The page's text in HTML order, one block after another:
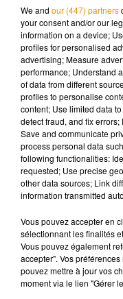
Musique
We and our (447) partners
your consent and/or our
information on a device;
profiles for personalised
advertising; Measure
performance; Understand
of data from different
profiles to personalise
content; Use limited data
detect fraud, and fix
Save and communicate
process personal data
following functionalities:
requested; Use precise
other data sources; Link
information transmitted
Vous pouvez accepter en
sélectionnant les finalités
Vous pouvez également
accepter". Vos
pouvez mettre à jour vos
moment via le lien "Gérer